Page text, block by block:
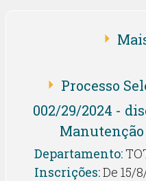
Processo
002/29/2024 -
Departamento:
Inscrições:De 15/